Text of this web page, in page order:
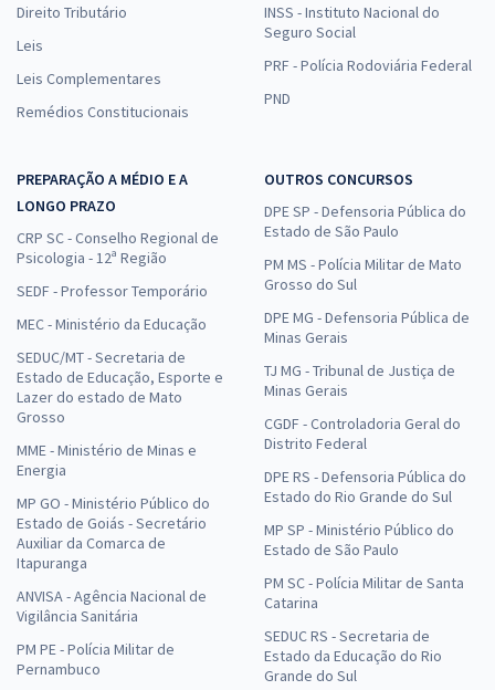
Direito Tributário
Leis
Leis Complementares
Remédios Constitucionais
INSS - Instituto Nacional do
Seguro Social
PRF - Polícia Rodoviária Federal
PND
PREPARAÇÃO A MÉDIO E A
LONGO PRAZO
CRP SC - Conselho Regional de
Psicologia - 12ª Região
SEDF - Professor Temporário
MEC - Ministério da Educação
SEDUC/MT - Secretaria de
Estado de Educação, Esporte e
Lazer do estado de Mato
Grosso
MME - Ministério de Minas e
Energia
MP GO - Ministério Público do
Estado de Goiás - Secretário
Auxiliar da Comarca de
Itapuranga
ANVISA - Agência Nacional de
Vigilância Sanitária
PM PE - Polícia Militar de
Pernambuco
OUTROS CONCURSOS
DPE SP - Defensoria Pública do
Estado de São Paulo
PM MS - Polícia Militar de Mato
Grosso do Sul
DPE MG - Defensoria Pública de
Minas Gerais
TJ MG - Tribunal de Justiça de
Minas Gerais
CGDF - Controladoria Geral do
Distrito Federal
DPE RS - Defensoria Pública do
Estado do Rio Grande do Sul
MP SP - Ministério Público do
Estado de São Paulo
PM SC - Polícia Militar de Santa
Catarina
SEDUC RS - Secretaria de
Estado da Educação do Rio
Grande do Sul